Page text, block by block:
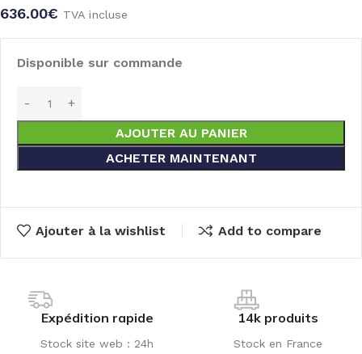
636.00€ TVA incluse
Disponible sur commande
AJOUTER AU PANIER
ACHETER MAINTENANT
Ajouter à la wishlist Add to compare
Expédition rapide
Stock site web : 24h
14k produits
Stock en France